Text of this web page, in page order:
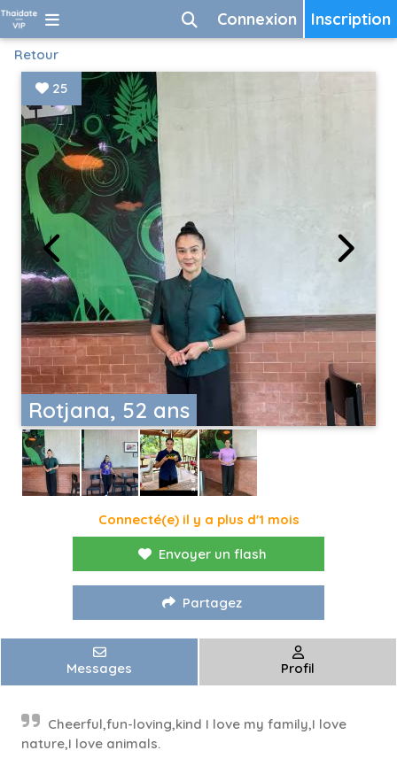
Inscription
Connexion
Retour
Rotjana, 52 ans
25
Connecté(e) il y a plus d'1 mois
Envoyer un flash
Partagez
Messages Profil
Cheerful,fun-loving,kind I love my family,I love
nature,I love animals.